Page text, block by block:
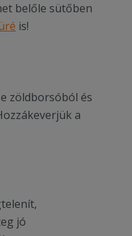
belőle sütőben
is!
zöldborsóból és
a
jó